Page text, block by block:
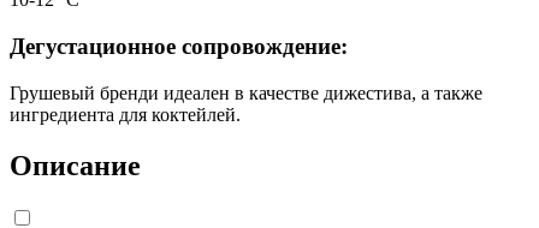
Дегустационное сопровождение:
Грушевый бренди идеален в качестве дижестива, а также
ингредиента для коктейлей.
Описание